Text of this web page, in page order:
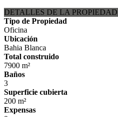
DETALLES DE LA PROPIEDAD
Tipo de Propiedad
Oficina
Ubicación
Bahia Blanca
Total construido
7900 m²
Baños
3
Superficie cubierta
200 m²
Expensas